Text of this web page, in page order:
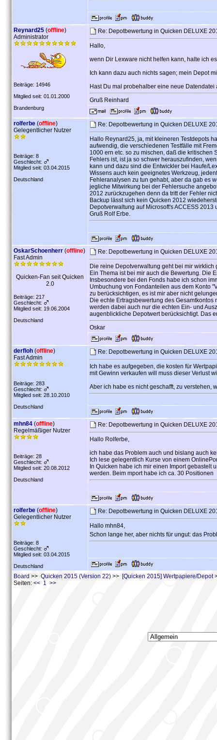
Reynard25 (offline)
Administrator
Beiträge: 14946
Mitglied seit: 01.01.2000
Brandenburg
Re: Depotbewertung in Quicken DELUXE
Hallo,
wenn Dir Lexware nicht helfen kann, halte ich
Ich kann dazu auch nichts sagen; mein Depot
Hast Du mal probehalber eine neue
Gruß Reinhard
rolferbe (offline)
Gelegentlicher Nutzer
Beiträge: 8
Geschlecht:
Mitglied seit: 03.04.2015
Deutschland
Re: Depotbewertung in Quicken DELUXE
Hallo Reynard25, ja, mit kleineren Testdepots
aufwendig, die verschiedenen Testfälle mit
1000 ern etc. so zu mischen, daß die kritischen
Fehlers ist, ist ja so schwer herauszufinden,
kann und dazu sind die Entwickler bei Haufe/
Wissens auch kein geeignetes Werkzeug,
Fehleranalysen zu tun gehabt, aber da gab es
jegliche Mitwirkung bei der Fehlersuche
2012 zurückzugehen denn da tritt der Fehler
Backup lässt sich kein Quicken 2012
Depotverwaltung auf Microsoft's ACCESS 2013
Gruß Rolf Erbe.
OskarSchoenherr (offline)
Fast Admin
Quicken-Fan seit Quicken
2.0
Beiträge: 217
Geschlecht:
Mitglied seit: 19.06.2004
Deutschland
Re: Depotbewertung in Quicken DELUXE
Die reine Depotverwaltung geht bei mir
Ein Thema ist bei mir auch die Bewertung. Die
Insbesondere bei den Fonds habe ich schon
Umbuchung von Fondanteilen aus dem Konto
zu berücksichtigen, es ist mir aber nicht
Die echte Ertragsbewertung des
werden dabei auch nur die echten Ein- und
augenblickliche Depotwert berücksichtigt. Das
Oskar
derfloh (offline)
Fast Admin
Beiträge: 283
Geschlecht:
Mitglied seit: 28.10.2010
Deutschland
Re: Depotbewertung in Quicken DELUXE
Ich habe es aufgegeben, die kosten für
mit Gewinn verkaufen will muss dieser Verlust
Aber ich habe es nicht geschafft, zu verstehen,
mhn84 (offline)
Regelmäßiger Nutzer
Beiträge: 28
Geschlecht:
Mitglied seit: 20.08.2012
Deutschland
Re: Depotbewertung in Quicken DELUXE
Hallo Rolferbe,
ich habe das Problem auch und bislang auch
Ich lese gelegentlich Kurse von einem
In Quicken habe ich mir einen Import gebastelt
werden. Beim mport habe ich ca. 30 Positionen
rolferbe (offline)
Gelegentlicher Nutzer
Beiträge: 8
Geschlecht:
Mitglied seit: 03.04.2015
Deutschland
Re: Depotbewertung in Quicken DELUXE
Hallo mhn84,
Schon lange her, aber nichts für ungut: das
Board >> Quicken 2015 (Version 22) >> [Quicken 2015] Wertpapiere/Depot
Seiten: << 1 >>